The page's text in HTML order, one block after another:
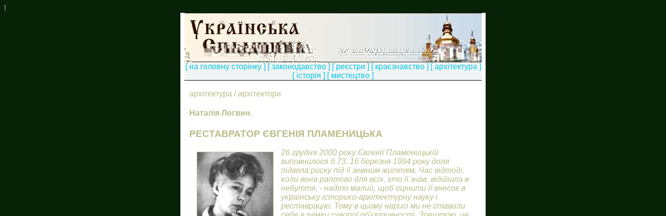
!
[ на головну сторінку ] [ законодавство ] [ реєстри ] [ краєзнавство ] [ архітектура ]
[ історія ] [ мистецтво ]
архітектура / архітектори
Наталія Логвин.
РЕСТАВРАТОР ЄВГЕНІЯ ПЛАМЕНИЦЬКА
26 грудня 2000 року Євгенії Пламеницькій
виповнилося б 73. 16 березня 1994 року доля
підвела риску під її земним життям. Час відтоді,
коли вона раптово для всіх, хто її знав, відійшла в
небуття, - надто малий, щоб оцінити її внесок в
українську історико-архітектурну науку і
реставрацію. Тому в цьому нарисі ми не ставили